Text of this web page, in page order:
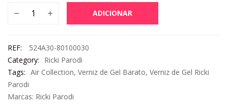
ADICIONAR
REF:
524A30-80100030
Category:
Ricki Parodi
Tags: Air Collection, Verniz de Gel Barato, Verniz de Gel Ricki
Parodi
Marcas: Ricki Parodi